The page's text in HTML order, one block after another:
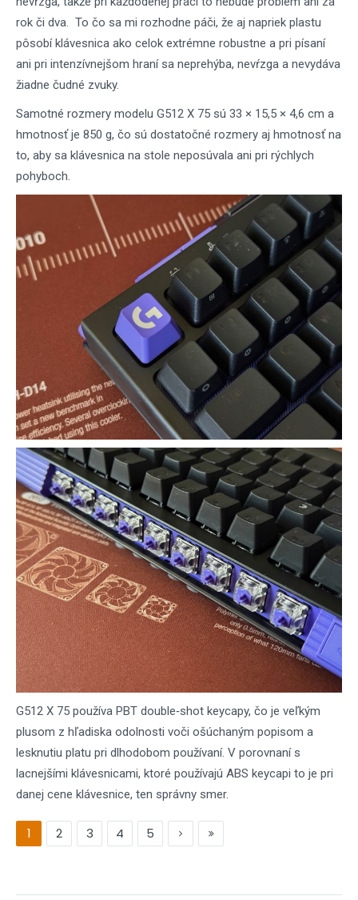
rok či dva. To čo sa mi rozhodne páči, že aj napriek plastu
pôsobí klávesnica ako celok extrémne robustne a pri písaní
ani pri intenzívnejšom hraní sa neprehýba, nevŕzga a nevydáva
žiadne čudné zvuky.
Samotné rozmery modelu G512 X 75 sú 33 × 15,5 × 4,6 cm a
hmotnosť je 850 g, čo sú dostatočné rozmery aj hmotnosť na
to, aby sa klávesnica na stole neposúvala ani pri rýchlych
pohyboch.
G512 X 75 používa PBT double‑shot keycapy, čo je veľkým
plusom z hľadiska odolnosti voči ošúchaným popisom a
lesknutiu platu pri dlhodobom používaní. V porovnaní s
lacnejšími klávesnicami, ktoré používajú ABS keycapi to je pri
danej cene klávesnice, ten správny smer.
1 2 3 4 5